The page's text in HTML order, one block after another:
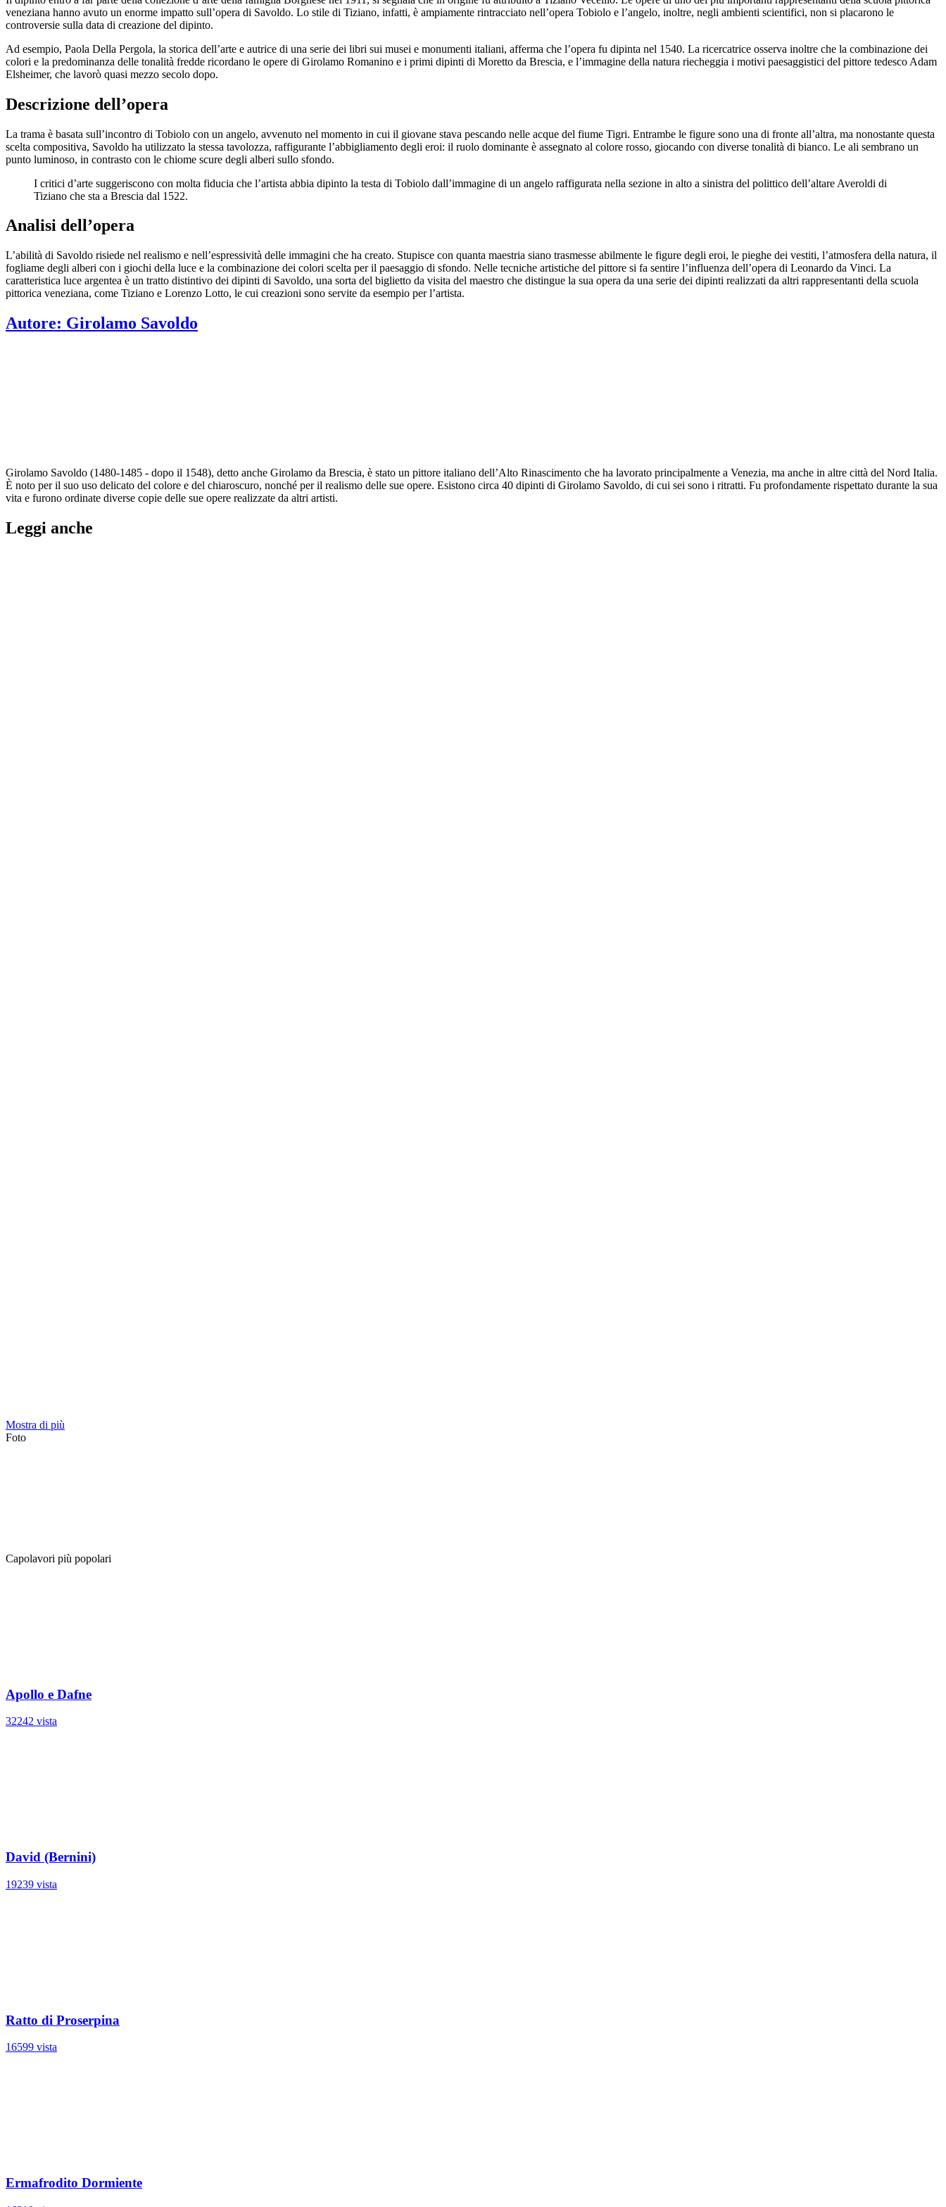
veneziana hanno avuto un enorme impatto sull’opera di Savoldo. Lo stile di Tiziano, infatti, è ampiamente rintracciato nell’opera Tobiolo e l’angelo, inoltre, negli ambienti scientifici, non si placarono le
controversie sulla data di creazione del dipinto.
Ad esempio, Paola Della Pergola, la storica dell’arte e autrice di una serie dei libri sui musei e monumenti italiani, afferma che l’opera fu dipinta nel 1540. La ricercatrice osserva inoltre che la combinazione dei
colori e la predominanza delle tonalità fredde ricordano le opere di Girolamo Romanino e i primi dipinti di Moretto da Brescia, e l’immagine della natura riecheggia i motivi paesaggistici del pittore tedesco Adam
Elsheimer, che lavorò quasi mezzo secolo dopo.
Descrizione dell’opera
La trama è basata sull’incontro di Tobiolo con un angelo, avvenuto nel momento in cui il giovane stava pescando nelle acque del fiume Tigri. Entrambe le figure sono una di fronte all’altra, ma nonostante questa
scelta compositiva, Savoldo ha utilizzato la stessa tavolozza, raffigurante l’abbigliamento degli eroi: il ruolo dominante è assegnato al colore rosso, giocando con diverse tonalità di bianco. Le ali sembrano un
punto luminoso, in contrasto con le chiome scure degli alberi sullo sfondo.
I critici d’arte suggeriscono con molta fiducia che l’artista abbia dipinto la testa di Tobiolo dall’immagine di un angelo raffigurata nella sezione in alto a sinistra del polittico dell’altare Averoldi di
Tiziano che sta a Brescia dal 1522.
Analisi dell’opera
L’abilità di Savoldo risiede nel realismo e nell’espressività delle immagini che ha creato. Stupisce con quanta maestria siano trasmesse abilmente le figure degli eroi, le pieghe dei vestiti, l’atmosfera della natura, il
fogliame degli alberi con i giochi della luce e la combinazione dei colori scelta per il paesaggio di sfondo. Nelle tecniche artistiche del pittore si fa sentire l’influenza dell’opera di Leonardo da Vinci. La
caratteristica luce argentea è un tratto distintivo dei dipinti di Savoldo, una sorta del biglietto da visita del maestro che distingue la sua opera da una serie dei dipinti realizzati da altri rappresentanti della scuola
pittorica veneziana, come Tiziano e Lorenzo Lotto, le cui creazioni sono servite da esempio per l’artista.
Autore: Girolamo Savoldo
Girolamo Savoldo (1480-1485 - dopo il 1548), detto anche Girolamo da Brescia, è stato un pittore italiano dell’Alto Rinascimento che ha lavorato principalmente a Venezia, ma anche in altre città del Nord Italia.
È noto per il suo uso delicato del colore e del chiaroscuro, nonché per il realismo delle sue opere. Esistono circa 40 dipinti di Girolamo Savoldo, di cui sei sono i ritratti. Fu profondamente rispettato durante la sua
vita e furono ordinate diverse copie delle sue opere realizzate da altri artisti.
Leggi anche
Mostra di più
Foto
Capolavori più popolari
Apollo e Dafne
32242 vista
David (Bernini)
19239 vista
Ratto di Proserpina
16599 vista
Ermafrodito Dormiente